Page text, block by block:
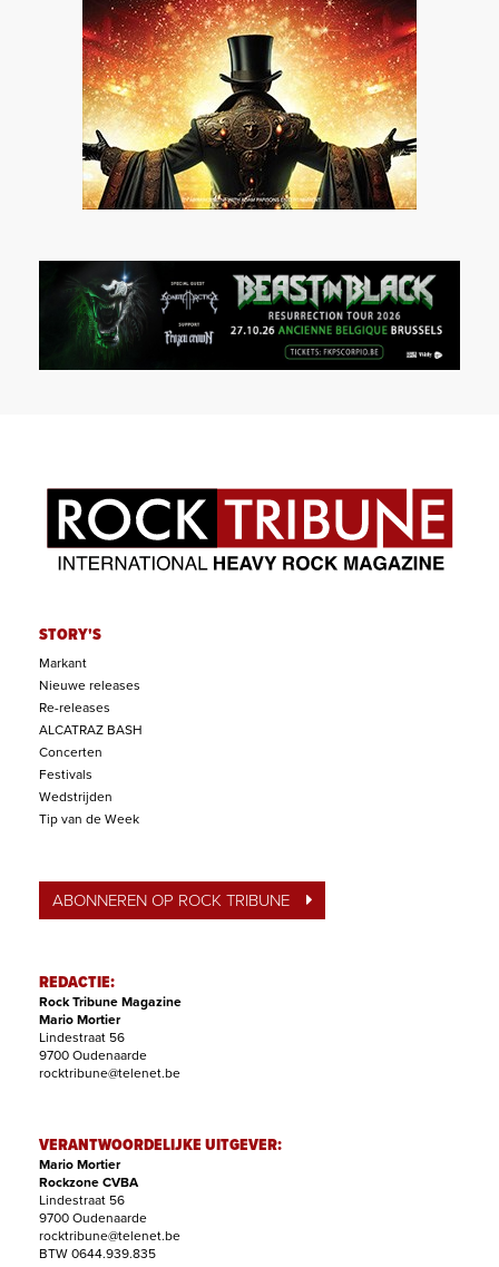
STORY'S
Markant
Nieuwe releases
Re-releases
ALCATRAZ BASH
Concerten
Festivals
Wedstrijden
Tip van de Week
ABONNEREN OP ROCK TRIBUNE
REDACTIE:
Rock Tribune Magazine
Mario Mortier
Lindestraat 56
9700 Oudenaarde
rocktribune@telenet.be
VERANTWOORDELIJKE UITGEVER:
Mario Mortier
Rockzone CVBA
Lindestraat 56
9700 Oudenaarde
rocktribune@telenet.be
BTW 0644.939.835